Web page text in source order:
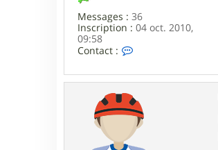
Messages : 36
Inscription : 04 oct. 2010,
09:58
Contact :
n
t
c
t
e